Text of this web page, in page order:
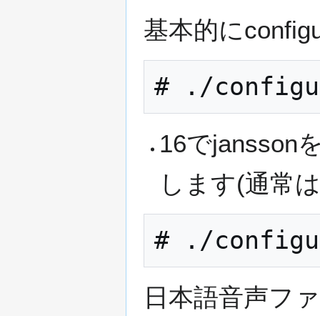
基本的に
16でjansson
します(通常
日本語音声フ